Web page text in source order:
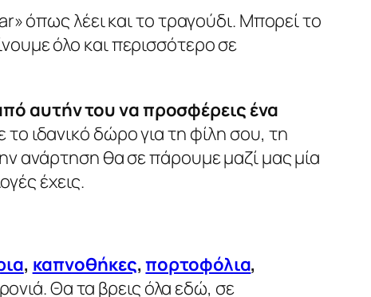
όπως λέει και το τραγούδι. Μπορεί το
όλο και περισσότερο σε
αυτήν του να προσφέρεις ένα
ιδανικό δώρο για τη φίλη σου, τη
ανάρτηση θα σε πάρουμε μαζί μας μία
έχεις.
, καπνοθήκες,πορτοφόλια,
Θα τα βρεις όλα εδώ, σε